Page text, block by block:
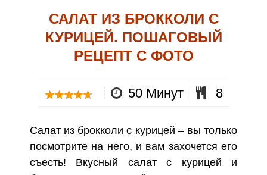
САЛАТ ИЗ БРОККОЛИ С
КУРИЦЕЙ. ПОШАГОВЫЙ
РЕЦЕПТ С ФОТО
50 Минут 8
Салат из брокколи с курицей – вы только
посмотрите на него, и вам захочется его
съесть! Вкусный салат с курицей и